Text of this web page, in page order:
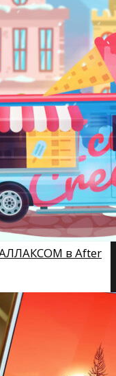
в After